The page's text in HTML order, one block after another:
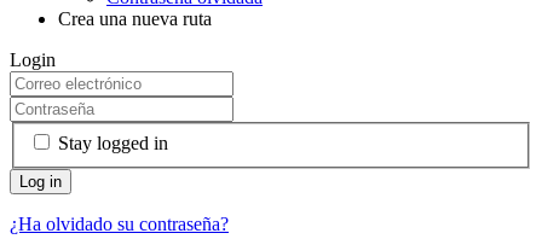
Crea una nueva ruta
Login
Stay logged in
¿Ha olvidado su contraseña?